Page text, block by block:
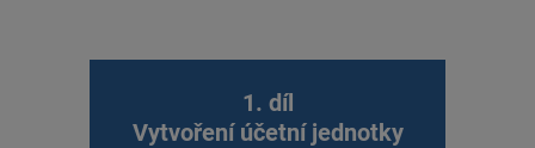
1. díl
Vytvoření účetní jednotky